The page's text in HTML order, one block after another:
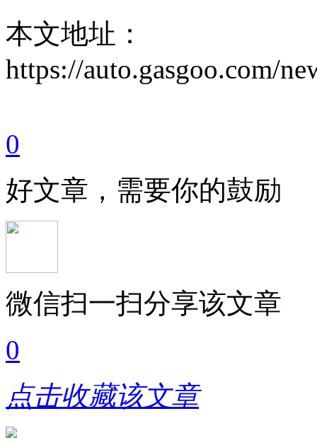
本文地址：
https://auto.gasgoo.com/
0
好文章，需要你的鼓励
微信扫一扫分享该文章
0
点击收藏该文章